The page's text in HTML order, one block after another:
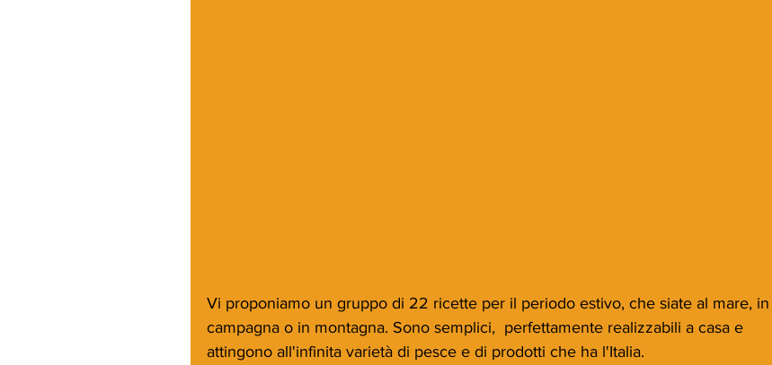
Vi proponiamo un gruppo di 22 ricette per il periodo estivo, che siate al mare, in
campagna o in montagna. Sono semplici,  perfettamente realizzabili a casa e
attingono all'infinita varietà di pesce e di prodotti che ha l'Italia.